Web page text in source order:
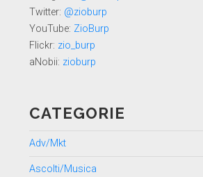
Twitter: @zioburp
YouTube: ZioBurp
Flickr: zio_burp
aNobii: zioburp
CATEGORIE
Adv/Mkt
Ascolti/Musica